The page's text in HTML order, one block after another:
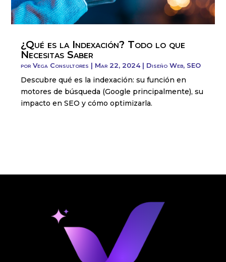
¿Qué es la Indexación? Todo lo que
Necesitas Saber
porVega Consultores | Mar 22, 2024| Diseño Web, SEO
Descubre qué es la indexación: su función en
motores de búsqueda (Google principalmente), su
impacto en SEO y cómo optimizarla.